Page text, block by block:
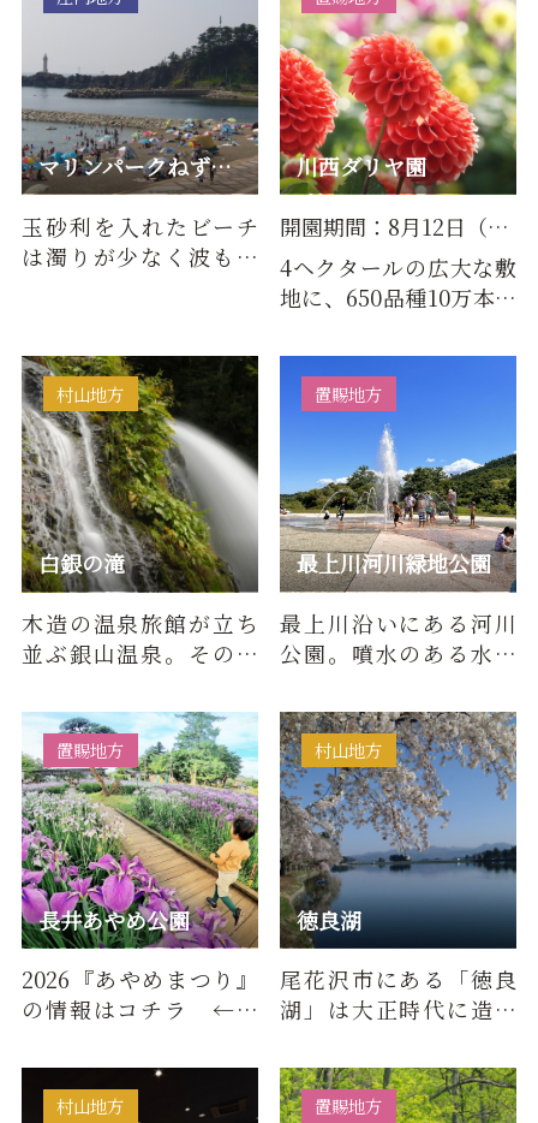
マリンパークねずがせき海水浴場
玉砂利を入れたビーチ
は濁りが少なく波も穏
川西ダリヤ園
開園期間：8月12日（水）～11月２日（月）
4ヘクタールの広大な敷
地に、650品種10万本の
誇る観光ダリア園です。
例年…
白銀の滝
村山地方
木造の温泉旅館が立ち
並ぶ銀山温泉。その銀
が整備され、四季折々
の自然を…
最上川河川緑地公園
置賜地方
最上川沿いにある河川
公園。噴水のある水の
目的グラウンドや、地
元のフ…
長井あやめ公園
置賜地方
2026『あやめまつり』
の情報はコチラ ←タ
ち」長井市のシンボル
にな…
徳良湖
村山地方
尾花沢市にある「徳良
湖」は大正時代に造ら
湖で、有名な花笠踊り
はこの工…
村山地方 置賜地方